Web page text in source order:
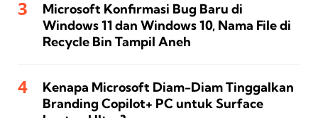
Microsoft Konfirmasi Bug Baru di
Windows 11 dan Windows 10, Nama File di
Recycle Bin Tampil Aneh
Kenapa Microsoft Diam-Diam Tinggalkan
Branding Copilot+ PC untuk Surface